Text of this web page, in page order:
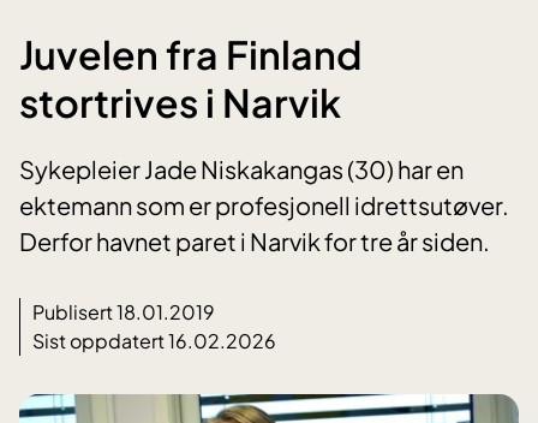
Juvelen fra Finland
stortrives i Narvik
Sykepleier Jade Niskakangas (30) har en
ektemann som er profesjonell idrettsutøver.
Derfor havnet paret i Narvik for tre år siden.
Publisert 18.01.2019
Sist oppdatert 16.02.2026